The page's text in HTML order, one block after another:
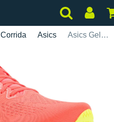
Corrida Asics Asics Gel-Kayano 30 H